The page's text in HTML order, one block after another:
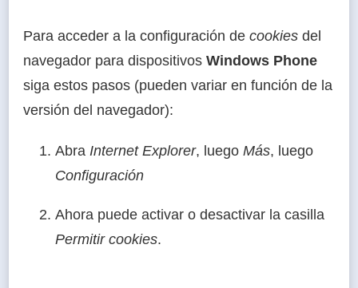
Para acceder a la configuración de cookies del
navegador para dispositivos Windows Phone
siga estos pasos (pueden variar en función de la
versión del navegador):
Abra Internet Explorer, luego Más, luego
Configuración
Ahora puede activar o desactivar la casilla
Permitir cookies.